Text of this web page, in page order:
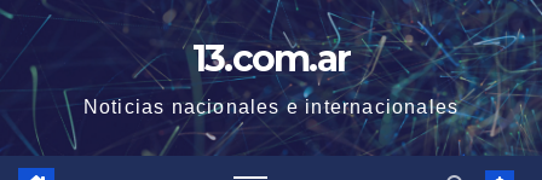
Skip
content
13.com.ar
Noticias nacionales e internacionales